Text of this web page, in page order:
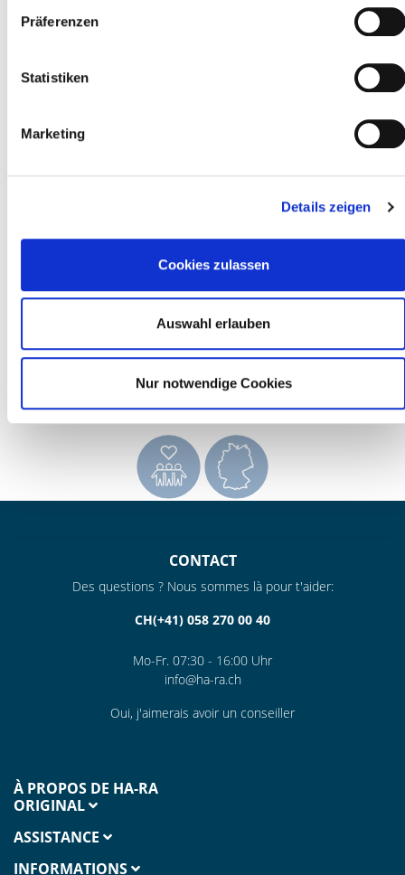
Präferenzen
Statistiken
Marketing
Details zeigen
Cookies zulassen
Auswahl erlauben
Nur notwendige Cookies
nettoyage des sols, des fenêtres et des surfaces en un
système. ERA est garant d’un design esthétique, de durabilité
jalons (4 brevets sont déposés)
Des plastiques industriels sélectionnés et 100 % Made in
Germany garantissent une qualité et une longévité
Le manche est en aluminium anodisé d’une épaisseur de 1,7
mm Les poignées se composent de plastiques sélectionnés
alliant un toucher exceptionnel et d’énormes propriétés
antidérapantes.
» Démontable, et donc optimal pour nettoyer les murs dans
des pièces étroites et pour le ranger encore plus facilement
CONTACT
Des questions ? Nous sommes là pour t'aider:
CH(+41) 058 270 00 40
Mo-Fr. 07:30 - 16:00 Uhr
info@ha-ra.ch
Oui, j'aimerais avoir un conseiller
À PROPOS DE HA-RA
ORIGINAL
ASSISTANCE
INFORMATIONS